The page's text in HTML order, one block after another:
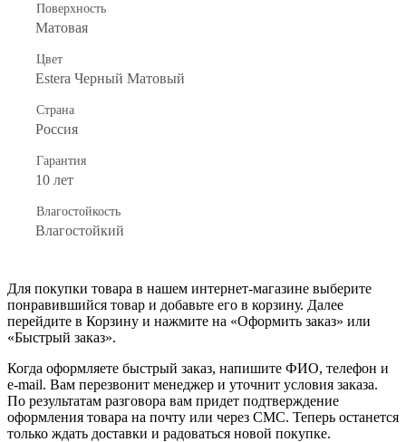
Поверхность
Матовая
Цвет
Estera Черный Матовый
Страна
Россия
Гарантия
10 лет
Влагостойкость
Влагостойкий
Для покупки товара в нашем интернет-магазине выберите
понравившийся товар и добавьте его в корзину. Далее
перейдите в Корзину и нажмите на «Оформить заказ» или
«Быстрый заказ».
Когда оформляете быстрый заказ, напишите ФИО, телефон и
e-mail. Вам перезвонит менеджер и уточнит условия заказа.
По результатам разговора вам придет подтверждение
оформления товара на почту или через СМС. Теперь останется
только ждать доставки и радоваться новой покупке.